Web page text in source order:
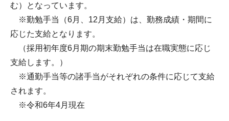
む）となっています。
※勤勉手当（6月、12月支給）は、勤務成績・期間に
応じた支給となります。
（採用初年度6月期の期末勤勉手当は在職実態に応じ
支給します。）
※通勤手当等の諸手当がそれぞれの条件に応じて支給
されます。
※令和6年4月現在